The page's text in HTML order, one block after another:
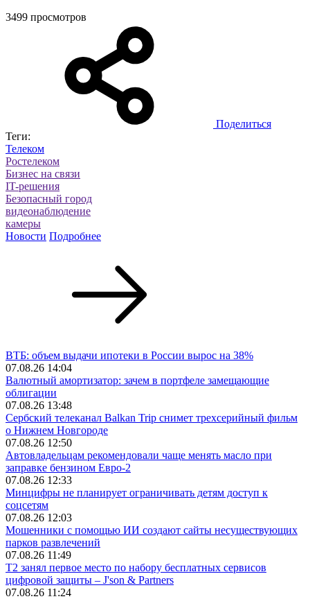
3499 просмотров
Поделиться
Теги:
Телеком
Ростелеком
Бизнес на связи
IT-решения
Безопасный город
видеонаблюдение
камеры
Новости Подробнее
ВТБ: объем выдачи ипотеки в России вырос на 38%
07.08.26 14:04
Валютный амортизатор: зачем в портфеле замещающие
облигации
07.08.26 13:48
Сербский телеканал Balkan Trip снимет трехсерийный фильм
о Нижнем Новгороде
07.08.26 12:50
Автовладельцам рекомендовали чаще менять масло при
заправке бензином Евро‑2
07.08.26 12:33
Минцифры не планирует ограничивать детям доступ к
соцсетям
07.08.26 12:03
Мошенники с помощью ИИ создают сайты несуществующих
парков развлечений
07.08.26 11:49
Т2 занял первое место по набору бесплатных сервисов
цифровой защиты – J'son & Partners
07.08.26 11:24